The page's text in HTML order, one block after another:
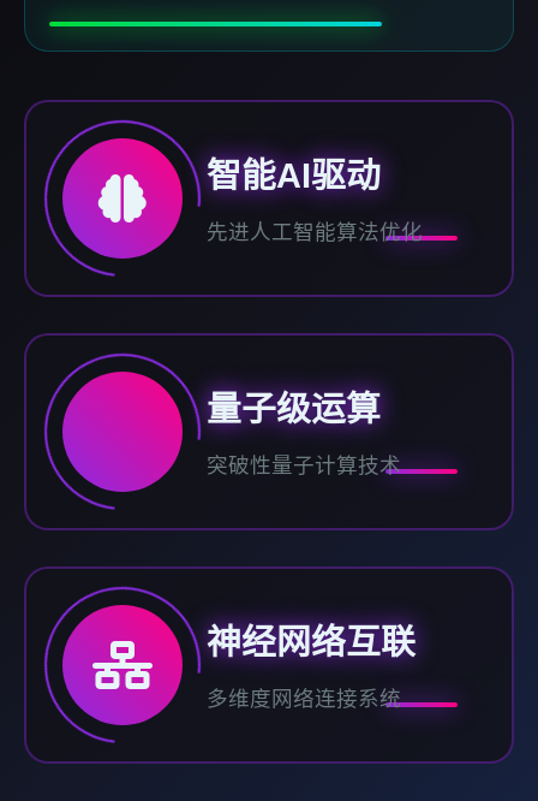
智能AI驱动
先进人工智能算法优化
量子级运算
突破性量子计算技术
神经网络互联
多维度网络连接系统